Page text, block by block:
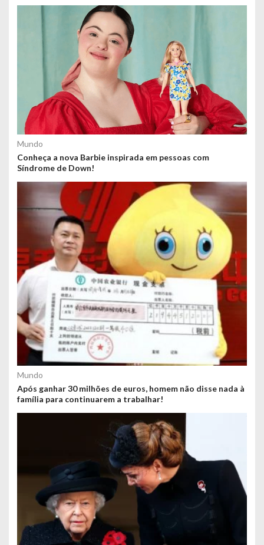
Mundo
Conheça a nova Barbie inspirada em pessoas com
Síndrome de Down!
Mundo
Após ganhar 30 milhões de euros, homem não disse nada à
família para continuarem a trabalhar!